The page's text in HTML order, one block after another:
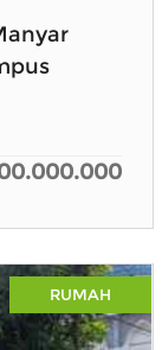
RUMAH